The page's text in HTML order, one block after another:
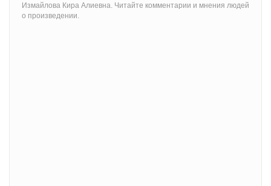
Измайлова Кира Алиевна. Читайте комментарии и мнения людей
о произведении.